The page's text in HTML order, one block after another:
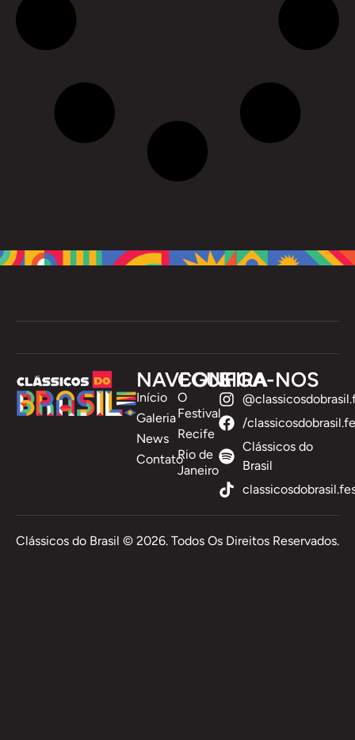
NAVEGUE
Início
Galeria
News
Contato
CONFIRA
O
Festival
Recife
Rio de
Janeiro
SIGA-NOS
/
Clássicos do
Brasil
Clássicos do Brasil ©️ 2026. Todos Os Direitos Reservados.